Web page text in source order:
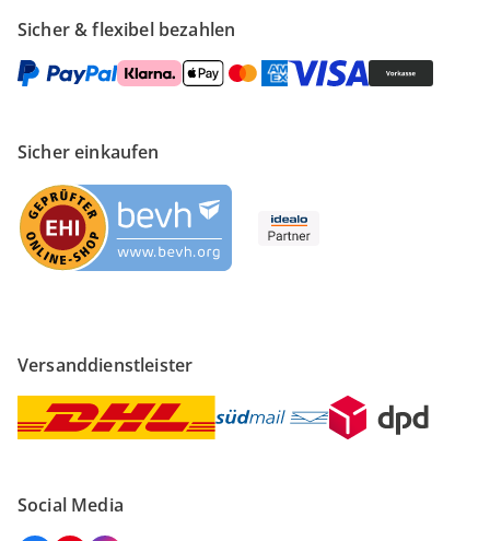
Sicher & flexibel bezahlen
Sicher einkaufen
Versanddienstleister
Social Media